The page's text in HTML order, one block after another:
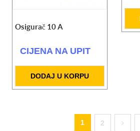
Osigurač 10 A
CIJENA NA UPIT
DODAJ U KORPU
1 2